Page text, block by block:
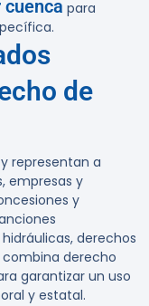
para
de
representan a
empresas y
y
derechos
combina derecho
garantizar un uso
y estatal.